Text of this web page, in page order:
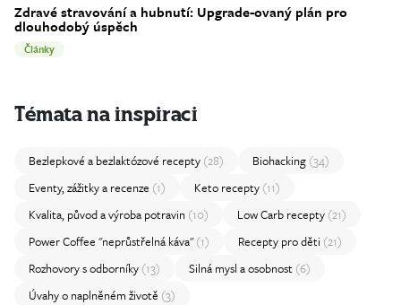
Zdravé stravování a hubnutí: Upgrade-ovaný plán pro
dlouhodobý úspěch
Články
Témata na inspiraci
Bezlepkové a bezlaktózové recepty (28) Biohacking (34)
Eventy, zážitky a recenze (1) Keto recepty (11)
Kvalita, původ a výroba potravin (10) Low Carb recepty (21)
Power Coffee "neprůstřelná káva"(1) Recepty pro děti (21)
Rozhovory s odborníky (13) Silná mysl a osobnost (6)
Úvahy o naplněném životě (3)